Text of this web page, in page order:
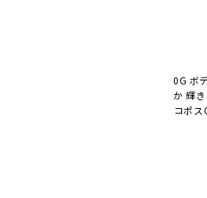
0G ボ
か 輝
コポス